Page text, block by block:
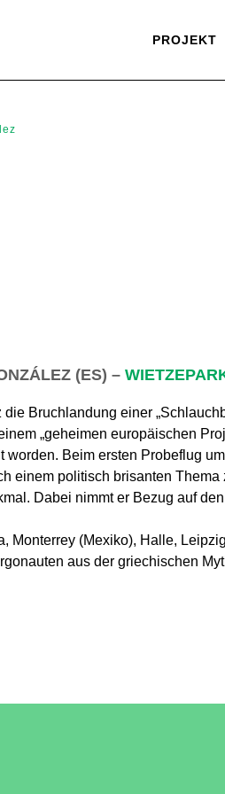
PROJEKT
(ES) –
Bruchlandung einer
„geheimen europäischen
Beim ersten Probeflug
einem politisch brisanten
Dabei nimmt er Bezug auf
Monterrey (Mexiko), Halle,
aus der griechischen